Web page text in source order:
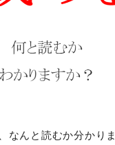
なんと読むか分かり